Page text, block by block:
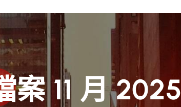
案 11 月 2025